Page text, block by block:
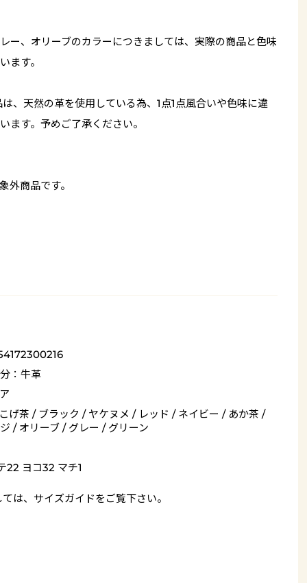
ー、オリーブのカラーにつきましては、実際の商品と色味
ます。
、天然の革を使用している為、1点1点風合いや色味に違
ます。予めご了承ください。
外商品です。
：牛革
げ茶 / ブラック / ヤケヌメ / レッド / ネイビー / あか茶 /
/ オリーブ / グレー / グリーン
22 ヨコ32 マチ1
は、 サイズガイドをご覧下さい。